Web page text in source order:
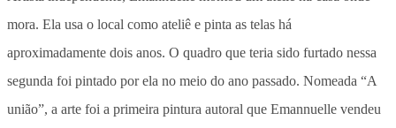
mora. Ela usa o local como ateliê e pinta as telas há
aproximadamente dois anos. O quadro que teria sido furtado nessa
segunda foi pintado por ela no meio do ano passado. Nomeada “A
união”, a arte foi a primeira pintura autoral que Emannuelle vendeu